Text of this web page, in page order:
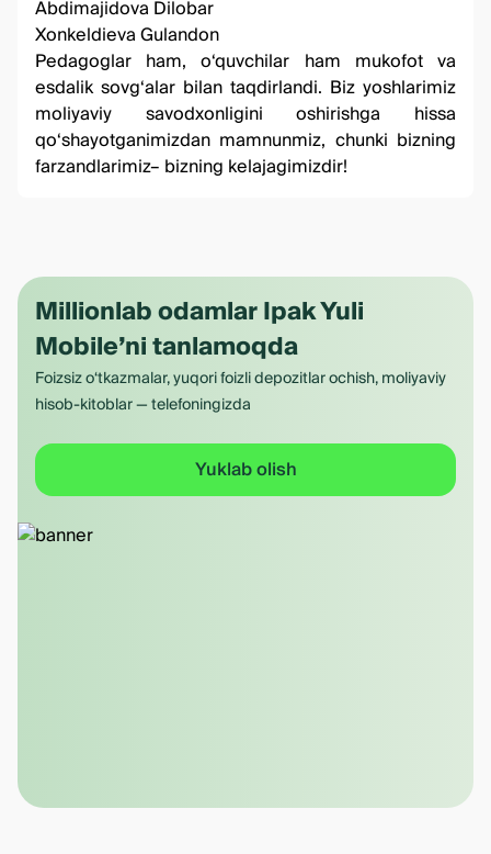
Abdimajidova Dilobar
Xonkeldieva Gulandon
Pedagoglar ham, o‘quvchilar ham mukofot va
esdalik sovg‘alar bilan taqdirlandi. Biz yoshlarimiz
moliyaviy savodxonligini oshirishga hissa
qo‘shayotganimizdan mamnunmiz, chunki bizning
farzandlarimiz– bizning kelajagimizdir!
Millionlab odamlar Ipak Yuli
Mobile’ni tanlamoqda
Foizsiz o‘tkazmalar, yuqori foizli depozitlar ochish, moliyaviy
hisob-kitoblar — telefoningizda
Yuklab olish